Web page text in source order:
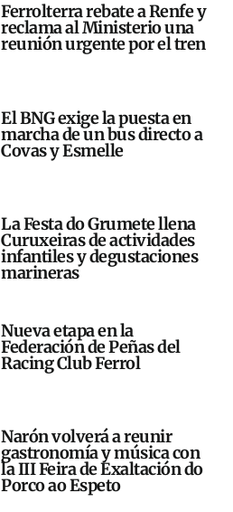
Ferrolterra rebate a Renfe y
reclama al Ministerio una
reunión urgente por el tren
El BNG exige la puesta en
marcha de un bus directo a
Covas y Esmelle
La Festa do Grumete llena
Curuxeiras de actividades
infantiles y degustaciones
marineras
Nueva etapa en la
Federación de Peñas del
Racing Club Ferrol
Narón volverá a reunir
gastronomía y música con
la III Feira de Exaltación do
Porco ao Espeto